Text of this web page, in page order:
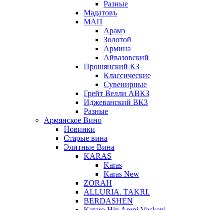
Разные
Мадатовъ
МАП
Арамэ
Золотой
Армина
Айвазовский
Прошянский КЗ
Классические
Сувенирные
Грейт Велли АВКЗ
Иджеванский ВКЗ
Разные
Армянское Вино
Новинки
Старые вина
Элитные Вина
KARAS
Karas
Karas New
ZORAH
ALLURIA. TAKRI.
BERDASHEN